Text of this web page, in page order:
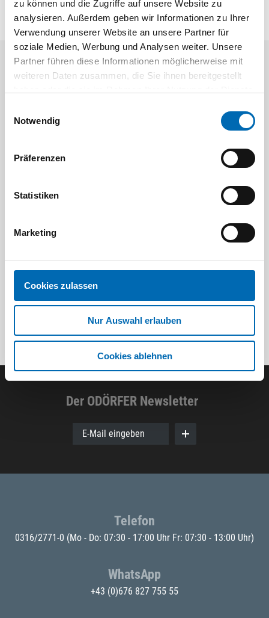
zu können und die Zugriffe auf unsere Website zu
analysieren. Außerdem geben wir Informationen zu Ihrer
Verwendung unserer Website an unsere Partner für
soziale Medien, Werbung und Analysen weiter. Unsere
Partner führen diese Informationen möglicherweise mit
weiteren Daten zusammen, die Sie ihnen bereitgestellt
Notwendig
Präferenzen
Statistiken
Marketing
Cookies zulassen
Nur Auswahl erlauben
Cookies ablehnen
Aktuelle Angebote
Bit-
Artikel-Nr.
Der ODÖRFER Newsletter
E-Mail eingeben
Telefon
0316/2771-0 (Mo - Do: 07:30 - 17:00 Uhr Fr: 07:30 - 13:00 Uhr)
WhatsApp
+43 (0)676 827 755 55